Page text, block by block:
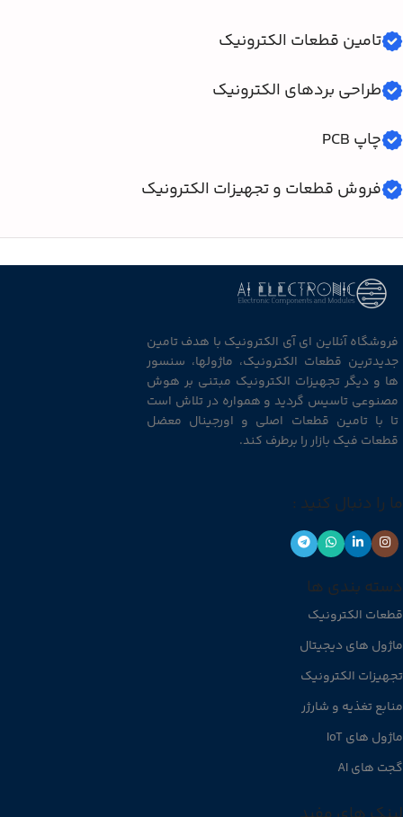
تامین قطعات الکترونیک
طراحی بردهای الکترونیک
چاپ PCB
فروش قطعات و تجهیزات الکترونیک
فروشگاه آنلاین ای آی الکترونیک با هدف تامین
جدیدترین قطعات الکترونیک، ماژولها، سنسور
ها و دیگر تجهیزات الکترونیک مبتنی بر هوش
مصنوعی تاسیس گردید و همواره در تلاش است
تا با تامین قطعات اصلی و اورجینال معضل
قطعات فیک بازار را برطرف کند.
ما را دنبال کنید :
دسته بندی ها
قطعات الکترونیک
ماژول های دیجیتال
تجهیزات الکترونیک
منابع تغذیه و شارژر
ماژول های IoT
گجت های AI